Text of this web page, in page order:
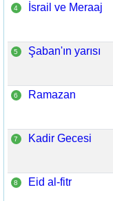
4 İsrail ve Meraaj
5 Şaban'ın yarısı
6 Ramazan
7 Kadir Gecesi
8 Eid al-fitr